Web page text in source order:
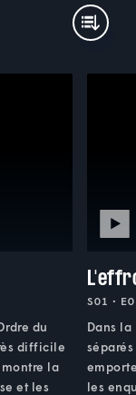
du
difficile
la
et les
S01 •
Dans la
les